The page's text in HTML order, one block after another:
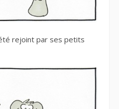
rejoint par ses petits